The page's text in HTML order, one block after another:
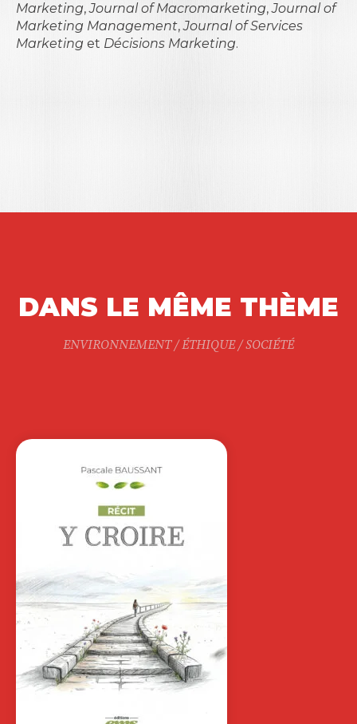
Marketing,Journal of Macromarketing,Journal of
Marketing Management,Journal of Services
Marketing et Décisions Marketing.
DANS LE MÊME THÈME
ENVIRONNEMENT / ÉTHIQUE / SOCIÉTÉ